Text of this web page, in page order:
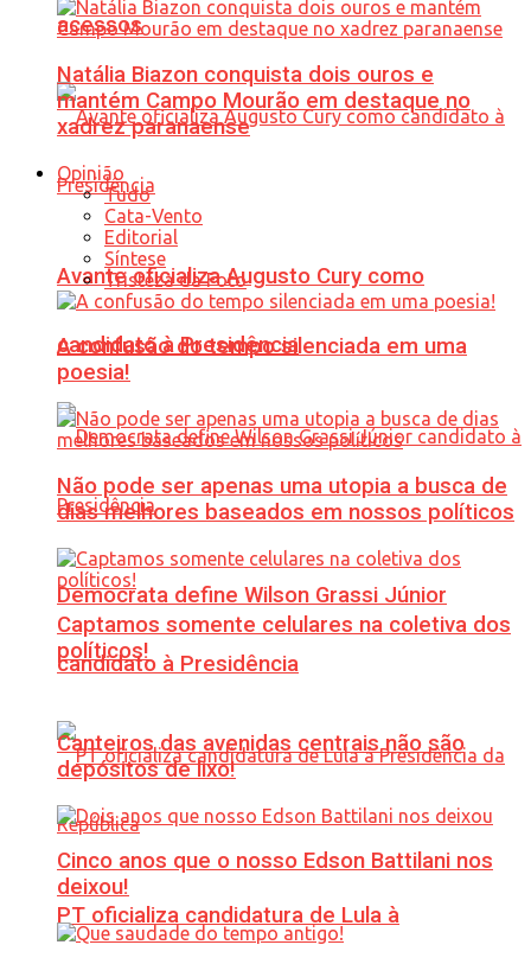
acessos
Avante oficializa Augusto Cury como
candidato à Presidência
Democrata define Wilson Grassi Júnior
candidato à Presidência
PT oficializa candidatura de Lula à
Natália Biazon conquista dois ouros e
mantém Campo Mourão em destaque no
xadrez paranaense
Opinião
Tudo
Cata-Vento
Editorial
Síntese
Tristeza da Foto
A confusão do tempo silenciada em uma
poesia!
Não pode ser apenas uma utopia a busca de
dias melhores baseados em nossos políticos
Captamos somente celulares na coletiva dos
políticos!
Canteiros das avenidas centrais não são
depósitos de lixo!
Cinco anos que o nosso Edson Battilani nos
deixou!